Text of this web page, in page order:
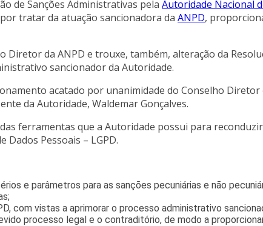
de Sanções Administrativas pela Autoridade Nacional
tratar da atuação sancionadora da ANPD,
da ANPD e trouxe, também, alteração da
sancionador da Autoridade.
acatado por unanimidade do Conselho Diretor
da Autoridade, Waldemar Gonçalves.
ferramentas que a Autoridade possui para
Dados Pessoais – LGPD.
e parâmetros para as sanções pecuniárias e não
com vistas a aprimorar o processo administrativo
processo legal e o contraditório, de modo a